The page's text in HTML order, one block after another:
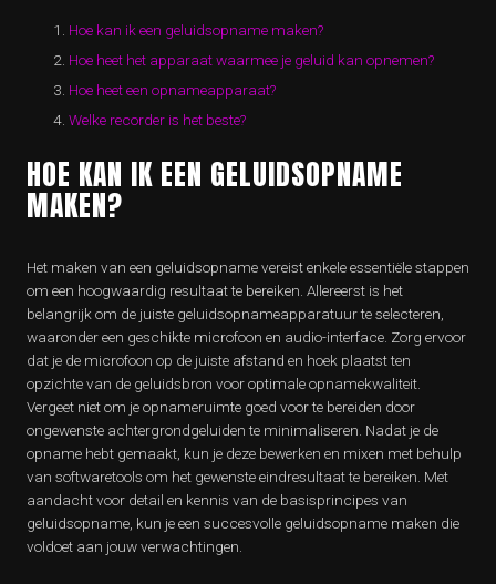
Hoe kan ik een geluidsopname maken?
Hoe heet het apparaat waarmee je geluid kan opnemen?
Hoe heet een opnameapparaat?
Welke recorder is het beste?
HOE KAN IK EEN GELUIDSOPNAME
MAKEN?
Het maken van een geluidsopname vereist enkele essentiële stappen
om een hoogwaardig resultaat te bereiken. Allereerst is het
belangrijk om de juiste geluidsopnameapparatuur te selecteren,
waaronder een geschikte microfoon en audio-interface. Zorg ervoor
dat je de microfoon op de juiste afstand en hoek plaatst ten
opzichte van de geluidsbron voor optimale opnamekwaliteit.
Vergeet niet om je opnameruimte goed voor te bereiden door
ongewenste achtergrondgeluiden te minimaliseren. Nadat je de
opname hebt gemaakt, kun je deze bewerken en mixen met behulp
van softwaretools om het gewenste eindresultaat te bereiken. Met
aandacht voor detail en kennis van de basisprincipes van
geluidsopname, kun je een succesvolle geluidsopname maken die
voldoet aan jouw verwachtingen.